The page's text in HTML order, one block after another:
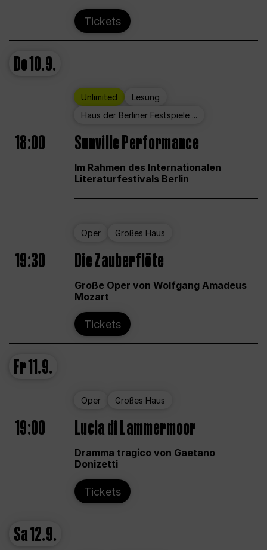
Tickets
Do10.9.
Unlimited
Lesung
Haus der Berliner Festspiele ...
18:00 Sunville Performance
Im Rahmen des Internationalen
Literaturfestivals Berlin
Oper Großes Haus
19:30 Die Zauberflöte
Große Oper von Wolfgang Amadeus
Mozart
Tickets
Fr11.9.
Oper Großes Haus
19:00 Lucia di Lammermoor
Dramma tragico von Gaetano
Donizetti
Tickets
Sa12.9.